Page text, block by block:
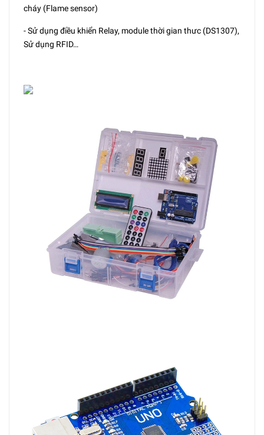
cháy (Flame sensor)
- Sử dụng điều khiển Relay, module thời gian thưc (DS1307),
Sử dụng RFID…